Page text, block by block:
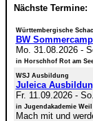
Nächste Termine:
Württembergische
BW
Mo. 31.08.2026-
in Horschhof Rot am
WSJ Ausbildung
Juleica
Fr. 11.09.2026-
in Jugendakademie
Mach mit und